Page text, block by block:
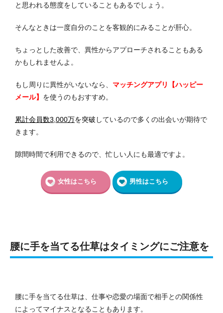
と思われる態度をしていることもあるでしょう。
そんなときは一度自分のことを客観的にみることが肝心。
ちょっとした改善で、異性からアプローチされることもある
かもしれませんよ。
もし周りに異性がいないなら、 マッチングアプリ【ハッピー
メール】 を使うのもおすすめ。
累計会員数3,000万を突破 しているので多くの出会いが期待で
きます。
隙間時間で利用できるので、忙しい人にも最適ですよ。
女性はこちら 男性はこちら
腰に手を当てる仕草はタイミングにご注意を
腰に手を当てる仕草は、仕事や恋愛の場面で相手との関係性
によってマイナスとなることもあります。